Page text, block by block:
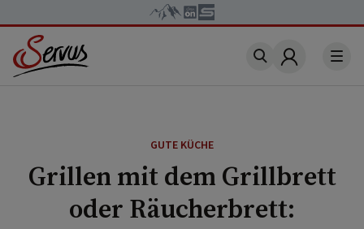
Account
GUTE KÜCHE
Grillen mit dem Grillbrett
oder Räucherbrett: